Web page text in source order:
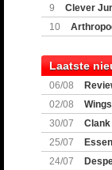
(77059)
9 Clever
10
Laatste
06/08
Land
02/08
30/07
uitbreiding
25/07
24/07